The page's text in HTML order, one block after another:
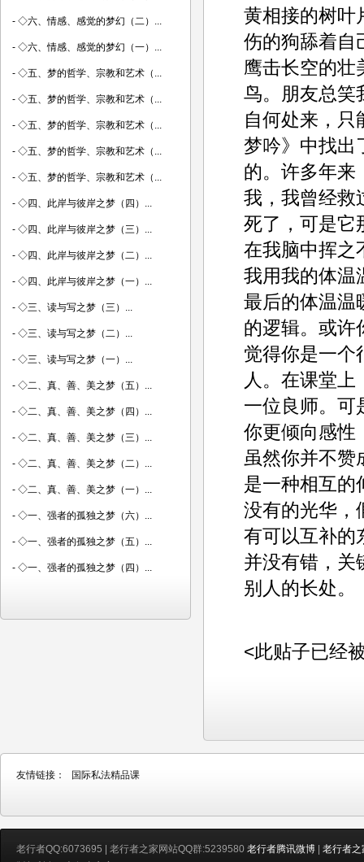
黄相接的树叶
伤的狗舔着自
鹰击长空的壮
鸟。朋友总笑
自何处来，只
梦吟》中找出
的。许多年来
我，我曾经救
死了，可是它
在我脑中挥之
我用我的体温
最后的体温温
的逻辑。或许
觉得你是一个
人。在课堂
一位良师。可
你更倾向感性
虽然你并不赞
是一种相互的
没有的光华，
有可以互补的
并没有错，关
别人的长处。
<此贴子已经
- ◇六、情感、感觉的梦幻（二）...
- ◇六、情感、感觉的梦幻（一）...
- ◇五、梦的哲学、宗教和艺术（...
- ◇五、梦的哲学、宗教和艺术（...
- ◇五、梦的哲学、宗教和艺术（...
- ◇五、梦的哲学、宗教和艺术（...
- ◇五、梦的哲学、宗教和艺术（...
- ◇四、此岸与彼岸之梦（四）...
- ◇四、此岸与彼岸之梦（三）...
- ◇四、此岸与彼岸之梦（二）...
- ◇四、此岸与彼岸之梦（一）...
- ◇三、读与写之梦（三）...
- ◇三、读与写之梦（二）...
- ◇三、读与写之梦（一）...
- ◇二、真、善、美之梦（五）...
- ◇二、真、善、美之梦（四）...
- ◇二、真、善、美之梦（三）...
- ◇二、真、善、美之梦（二）...
- ◇二、真、善、美之梦（一）...
- ◇一、强者的孤独之梦（六）...
- ◇一、强者的孤独之梦（五）...
- ◇一、强者的孤独之梦（四）...
友情链接： 国际私法精品课
老行者QQ:6073695 | 老行者之家网站QQ群:5239580 老行者腾讯微博 | 老行者之